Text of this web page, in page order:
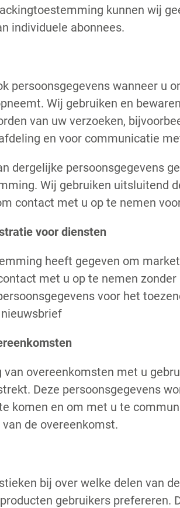
kunnen wij
individuele abonnees.
persoonsgegevens wanneer u
Wij gebruiken en
van uw verzoeken,
en voor communicatie
dergelijke persoonsgegevens
Wij gebruiken uitsluitend
contact met u op te nemen
voor diensten
heeft gegeven om
met u op te nemen
voor het
overeenkomsten met u
Deze persoonsgegevens
komen en om met u te
de overeenkomst.
bij over welke delen van
gebruikers prefereren.